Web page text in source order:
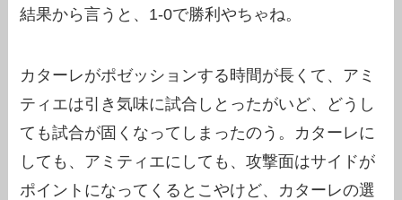
結果から言うと、1-0で勝利やちゃね。
カターレがポゼッションする時間が長くて、アミ
ティエは引き気味に試合しとったがいど、どうし
ても試合が固くなってしまったのう。カターレに
しても、アミティエにしても、攻撃面はサイドが
ポイントになってくるとこやけど、カターレの選